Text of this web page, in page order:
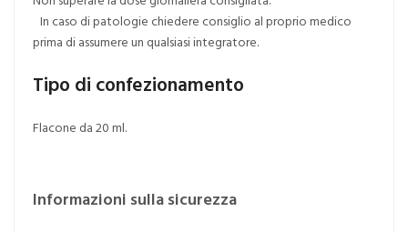
In caso di patologie chiedere consiglio al proprio medico
prima di assumere un qualsiasi integratore.
Tipo di confezionamento
Flacone da 20 ml.
Informazioni sulla sicurezza